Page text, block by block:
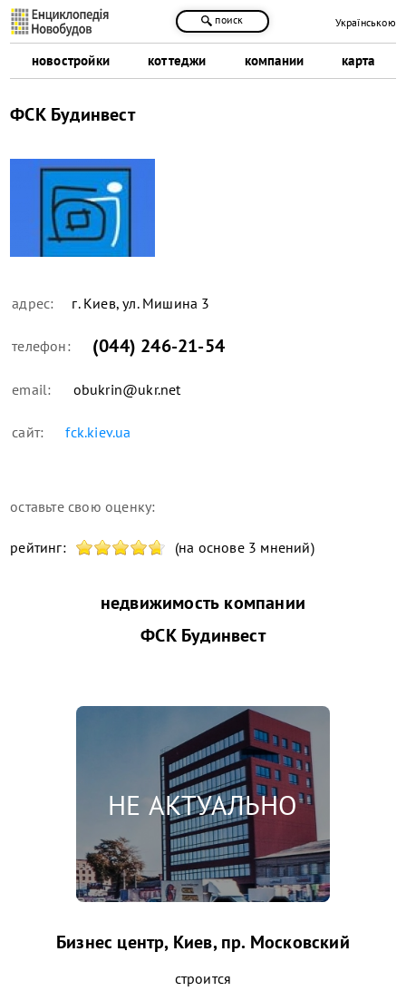
новостройки коттеджи компании карта
поиск Українською
ФСК Будинвест
адрес: г. Киев, ул. Мишина 3
телефон: (044) 246-21-54
email: obukrin@ukr.net
сайт: fck.kiev.ua
оставьте свою оценку:
рейтинг: (на основе 3 мнений)
недвижимость компании
ФСК Будинвест
Бизнес центр, Киев, пр. Московский
строится